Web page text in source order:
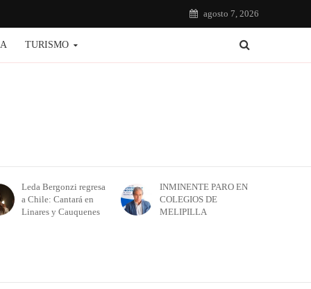
agosto 7, 2026
TURISMO
Leda Bergonzi regresa
a Chile: Cantará en
Linares y Cauquenes
INMINENTE PARO EN
COLEGIOS DE
MELIPILLA